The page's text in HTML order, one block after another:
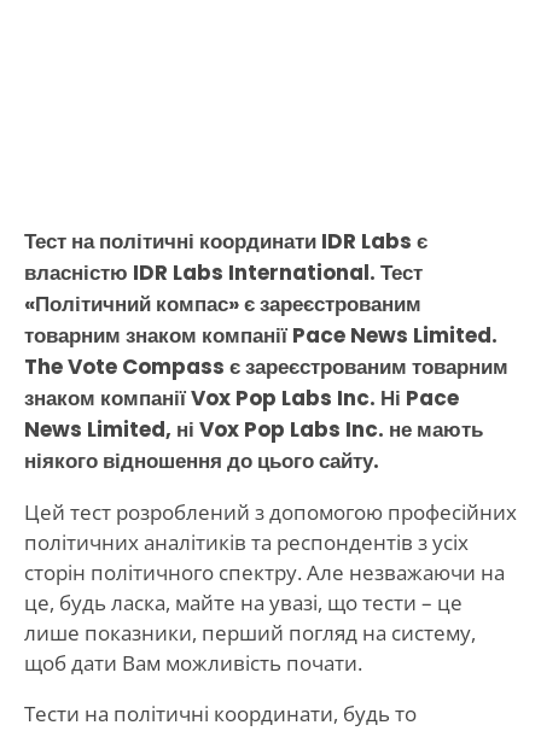
Тест на політичні координати IDR Labs є
власністю IDR Labs International. Тест
«Політичний компас» є зареєстрованим
товарним знаком компанії Pace News Limited.
The Vote Compass є зареєстрованим товарним
знаком компанії Vox Pop Labs Inc. Ні Pace
News Limited, ні Vox Pop Labs Inc. не мають
ніякого відношення до цього сайту.
Цей тест розроблений з допомогою професійних
політичних аналітиків та респондентів з усіх
сторін політичного спектру. Але незважаючи на
це, будь ласка, майте на увазі, що тести – це
лише показники, перший погляд на систему,
щоб дати Вам можливість почати.
Тести на політичні координати, будь то